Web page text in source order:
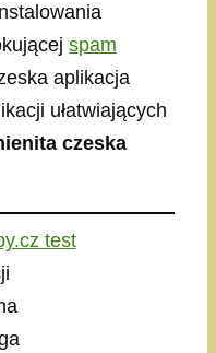
spam
aplikacja
ułatwiających
czeska